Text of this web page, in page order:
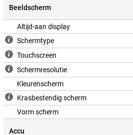
Beeldscherm
Altijd-aan display
Schermtype
Touchscreen
Schermresolutie
Kleurenscherm
Krasbestendig scherm
Vorm scherm
Accu